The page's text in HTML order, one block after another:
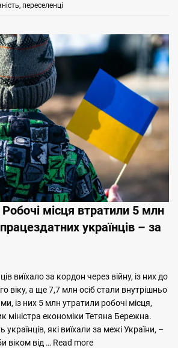
, переселенці
місця втратили 5 млн
українців – за
виїхало за кордон через війну, із них до
віку, а ще 7,7 млн осіб стали внутрішньо
із них 5 млн утратили робочі місця,
міністра економіки Тетяна Бережна.
українців, які виїхали за межі України, –
віком від … Read more